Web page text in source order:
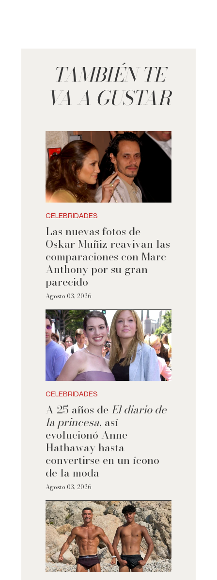
TAMBIÉN TE
VA A GUSTAR
CELEBRIDADES
Las nuevas fotos de
Oskar Muñiz reavivan las
comparaciones con Marc
Anthony por su gran
parecido
Agosto 03, 2026
CELEBRIDADES
A 25 años de El diario de
la princesa, así
evolucionó Anne
Hathaway hasta
convertirse en un ícono
de la moda
Agosto 03, 2026